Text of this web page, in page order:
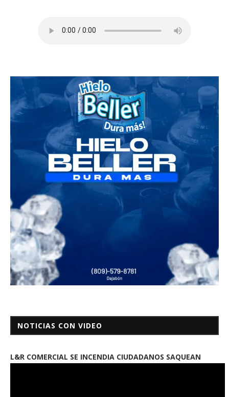
NOTICIAS CON VIDEO
L&R COMERCIAL SE INCENDIA CIUDADANOS SAQUEAN